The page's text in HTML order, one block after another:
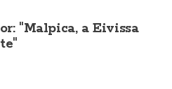
"Malpica, a Eivissa